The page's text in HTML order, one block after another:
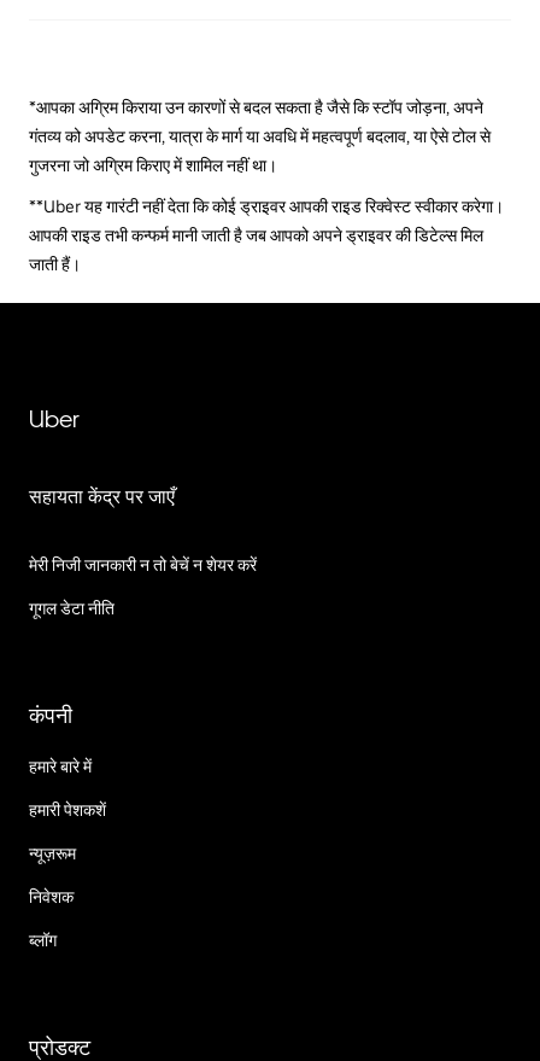
*आपका अग्रिम किराया उन कारणों से बदल सकता है जैसे कि स्टॉप जोड़ना, अपने
गंतव्य को अपडेट करना, यात्रा के मार्ग या अवधि में महत्वपूर्ण बदलाव, या ऐसे टोल से
गुजरना जो अग्रिम किराए में शामिल नहीं था।
**Uber यह गारंटी नहीं देता कि कोई ड्राइवर आपकी राइड रिक्वेस्ट स्वीकार करेगा।
आपकी राइड तभी कन्फर्म मानी जाती है जब आपको अपने ड्राइवर की डिटेल्स मिल
जाती हैं।
Uber
सहायता केंद्र पर जाएँ
मेरी निजी जानकारी न तो बेचें न शेयर करें
गूगल डेटा नीति
कंपनी
हमारे बारे में
हमारी पेशकशें
न्यूज़रूम
निवेशक
ब्लॉग
प्रोडक्ट